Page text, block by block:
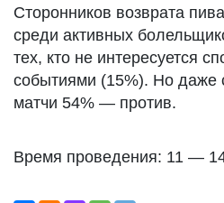
Сторонников возврата
среди активных
тех, кто не интересуется
событиями (15%). Но
матчи 54% — против.
Время проведения: 11 —